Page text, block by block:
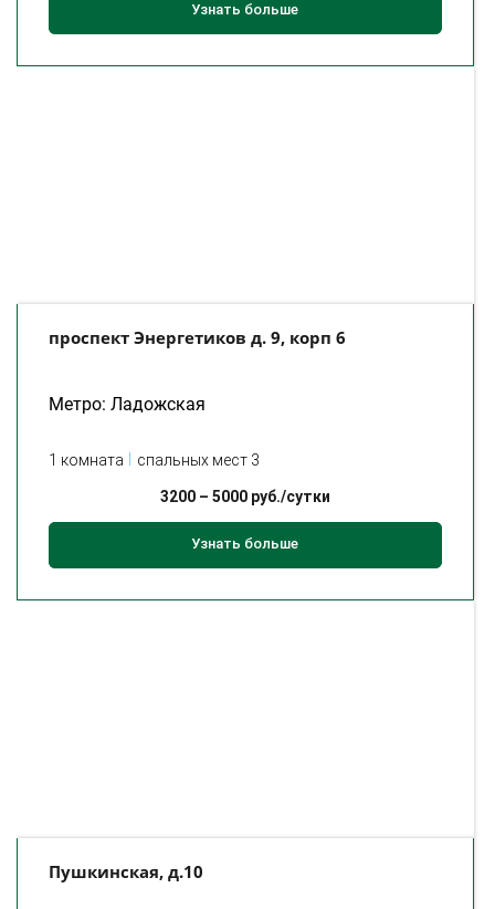
Узнать больше
проспект Энергетиков д. 9, корп 6
Метро: Ладожская
1 комната спальных мест 3
3200– 5000руб./сутки
Узнать больше
Пушкинская, д.10